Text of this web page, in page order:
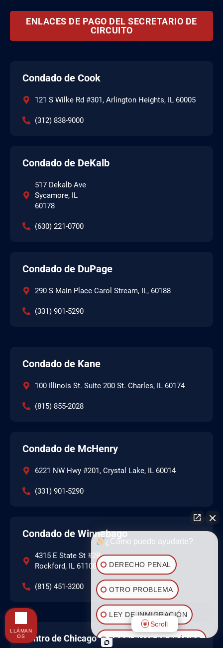
ENLACES DE PAGO DEL SECRETARIO DE
CIRCUITO
Condado de Cook
121 S Wilke Rd #301, Arlington Heights, IL 60005
(312) 838-9000
Condado de DeKalb
517 Dekalb Ave
Sycamore, IL
60178
(630) 221-0700
Condado de DuPage
290 S Main Place Carol Stream, IL, 60188
(331) 901-5290
Condado de Kane
100 Illinois St. Suite 200 St. Charles, IL 60174
(815) 855-2028
Condado de McHenry
6221 NW Hwy #201, Crystal Lake, IL 60014
(331) 901-5290
Condado de Winnebago
4315 E State St #2B,
Rockford, IL 61108
(815) 451-3200
Centro de Chicago
¿Cómo puedo ayudarte?
DERECHO PENAL
OTRO PROBLEMA
LEY DE INMIGRACIÓN
PROBLEMAS DE TRÁFICO
Scroll
LLÁMAN
OS